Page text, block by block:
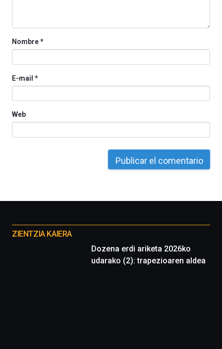
Nombre*
E-mail *
Web
proyectos
ZIENTZIA KAIERA
Dozena erdi ariketa 2026ko
udarako (2): trapezioaren aldea